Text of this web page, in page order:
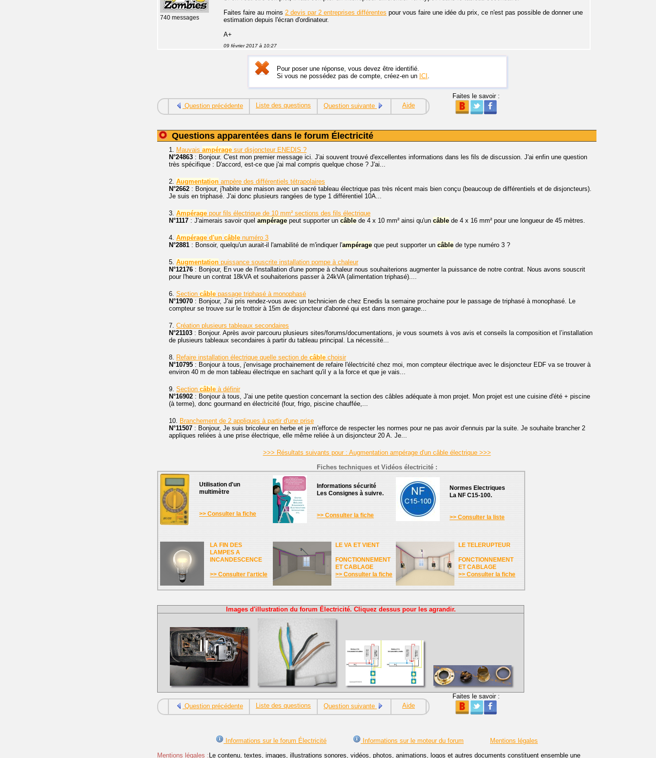
740 messages
Faites faire au moins 2 devis par 2 entreprises différentes pour vous faire une idée du prix, ce n'est pas possible de donner une
estimation depuis l'écran d'ordinateur.
A+
09 février 2017 à 10:27
Pour poser une réponse, vous devez être identifié.
Si vous ne possédez pas de compte, créez-en un ICI .
Question précédente Liste des questions Question suivante Aide
Faites le savoir :
Questions apparentées dans le forum Électricité
1. Mauvais ampérage sur disjoncteur ENEDIS ?
N°24863 : Bonjour. C'est mon premier message ici. J'ai souvent trouvé d'excellentes informations dans les fils de discussion. J'ai enfin une question
très spécifique : D'accord, est-ce que j'ai mal compris quelque chose ? J'ai...
2. Augmentation ampère des différentiels tétrapolaires
N°2662 : Bonjour, j'habite une maison avec un sacré tableau électrique pas très récent mais bien conçu (beaucoup de différentiels et de disjoncteurs).
Je suis en triphasé. J'ai donc plusieurs rangées de type 1 différentiel 10A...
3. Ampérage pour fils électrique de 10 mm² sections des fils électrique
N°1117 : J'aimerais savoir quel ampérage peut supporter un câble de 4 x 10 mm² ainsi qu'un câble de 4 x 16 mm² pour une longueur de 45 mètres.
4. Ampérage d'un câble numéro 3
N°2881 : Bonsoir, quelqu'un aurait-il l'amabilité de m'indiquer l'ampérage que peut supporter un câble de type numéro 3 ?
5. Augmentation puissance souscrite installation pompe à chaleur
N°12176 : Bonjour, En vue de l'installation d'une pompe à chaleur nous souhaiterions augmenter la puissance de notre contrat. Nous avons souscrit
pour l'heure un contrat 18kVA et souhaiterions passer à 24kVA (alimentation triphasé)....
6. Section câble passage triphasé à monophasé
N°19070 : Bonjour, J'ai pris rendez-vous avec un technicien de chez Enedis la semaine prochaine pour le passage de triphasé à monophasé. Le
compteur se trouve sur le trottoir à 15m de disjoncteur d'abonné qui est dans mon garage...
7. Création plusieurs tableaux secondaires
N°21103 : Bonjour. Après avoir parcouru plusieurs sites/forums/documentations, je vous soumets à vos avis et conseils la composition et l’installation
de plusieurs tableaux secondaires à partir du tableau principal. La nécessité...
8. Refaire installation électrique quelle section de câble choisir
N°10795 : Bonjour à tous, j'envisage prochainement de refaire l'électricité chez moi, mon compteur électrique avec le disjoncteur EDF va se trouver à
environ 40 m de mon tableau électrique en sachant qu'il y a la force et que je vais...
9. Section câble à définir
N°16902 : Bonjour à tous, J'ai une petite question concernant la section des câbles adéquate à mon projet. Mon projet est une cuisine d'été + piscine
(à terme), donc gourmand en électricité (four, frigo, piscine chauffée,...
10. Branchement de 2 appliques à partir d'une prise
N°11507 : Bonjour, Je suis bricoleur en herbe et je m'efforce de respecter les normes pour ne pas avoir d'ennuis par la suite. Je souhaite brancher 2
appliques reliées à une prise électrique, elle même reliée à un disjoncteur 20 A. Je...
>>> Résultats suivants pour : Augmentation ampérage d'un câble électrique >>>
Fiches techniques et Vidéos électricité :
Utilisation d'un
multimètre
>> Consulter la fiche
Informations sécurité
Les Consignes à suivre.
>> Consulter la fiche
Normes Electriques
La NF C15-100.
>> Consulter la liste
LA FIN DES
LAMPES A
INCANDESCENCE
>> Consulter l'article
LE VA ET VIENT
FONCTIONNEMENT
ET CABLAGE
>> Consulter la fiche
LE TELERUPTEUR
FONCTIONNEMENT
ET CABLAGE
>> Consulter la fiche
Images d'illustration du forum Électricité. Cliquez dessus pour les agrandir.
Question précédente Liste des questions Question suivante Aide
Faites le savoir :
Informations sur le forum Électricité Informations sur le moteur du forum
Mentions légales
Mentions légales : Le contenu, textes, images, illustrations sonores, vidéos, photos, animations, logos et autres documents constituent ensemble une